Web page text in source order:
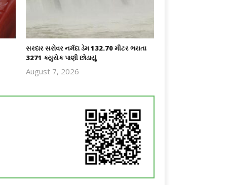
સરદાર સરોવર નર્મદા ડેમ 132.70 મીટર ભરાતા
3271 ક્યુસેક પાણી છોડાયું
August 7, 2026